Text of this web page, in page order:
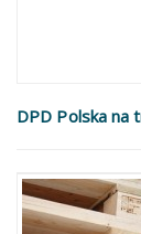
DPD Polska na